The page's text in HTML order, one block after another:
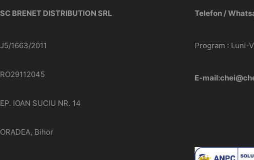
SC BRENET DISTRIBUTION SRL
J5/1663/2011
RO29112045
EP. IOAN SUCIU NR. 14
ORADEA, Bihor
Telefon /
Program : Luni-
E-